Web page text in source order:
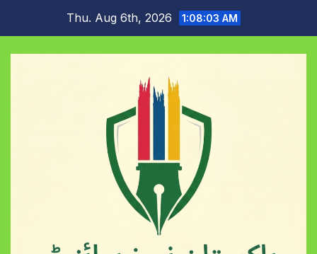
content
Thu. Aug 6th, 2026 1:08:03 AM